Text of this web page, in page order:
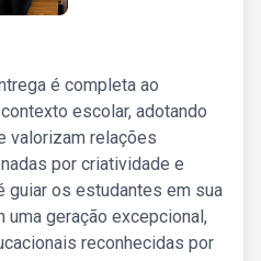
é completa ao
escolar, adotando
valorizam relações
por criatividade e
guiar os estudantes em sua
uma geração excepcional,
reconhecidas por